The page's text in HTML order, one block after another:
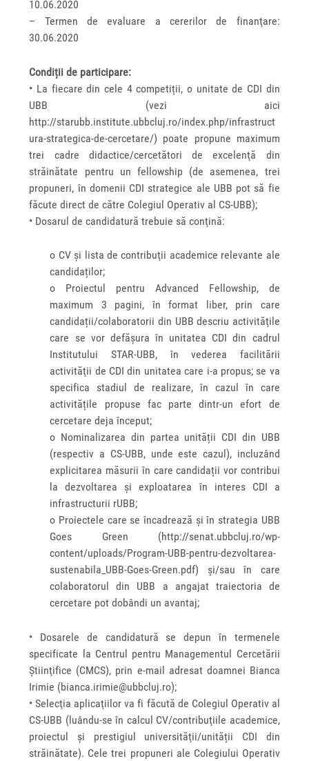
10.06.2020
– Termen de evaluare a cererilor de finanţare:
30.06.2020
Condiții de participare:
• La fiecare din cele 4 competiții, o unitate de CDI din
UBB (vezi aici
http://starubb.institute.ubbcluj.ro/index.php/infrastruct
ura-strategica-de-cercetare/) poate propune maximum
trei cadre didactice/cercetători de excelenţă din
străinătate pentru un fellowship (de asemenea, trei
propuneri, în domenii CDI strategice ale UBB pot să fie
făcute direct de către Colegiul Operativ al CS-UBB);
• Dosarul de candidatură trebuie să conţină:
o CV şi lista de contribuţii academice relevante ale
candidaților;
o Proiectul pentru Advanced Fellowship, de
maximum 3 pagini, în format liber, prin care
candidații/colaboratorii din UBB descriu activităţile
care se vor defăşura în unitatea CDI din cadrul
Institutului STAR-UBB, în vederea facilitării
activităţii de CDI din unitatea care i-a propus; se va
specifica stadiul de realizare, în cazul în care
activitățile propuse fac parte dintr-un efort de
cercetare deja început;
o Nominalizarea din partea unității CDI din UBB
(respectiv a CS-UBB, unde este cazul), incluzând
explicitarea măsurii în care candidații vor contribui
la dezvoltarea și exploatarea în interes CDI a
infrastructurii rUBB;
o Proiectele care se încadrează și în strategia UBB
Goes Green (http://senat.ubbcluj.ro/wp-
content/uploads/Program-UBB-pentru-dezvoltarea-
sustenabila_UBB-Goes-Green.pdf) și/sau în care
colaboratorul din UBB a angajat traiectoria de
cercetare pot dobândi un avantaj;
• Dosarele de candidatură se depun în termenele
specificate la Centrul pentru Managementul Cercetării
Ştiinţifice (CMCS), prin e-mail adresat doamnei Bianca
Irimie (bianca.irimie@ubbcluj.ro);
• Selecţia aplicaţiilor va fi făcută de Colegiul Operativ al
CS-UBB (luându-se în calcul CV/contribuţiile academice,
proiectul şi prestigiul universităţii/unității CDI din
străinătate). Cele trei propuneri ale Colegiului Operativ